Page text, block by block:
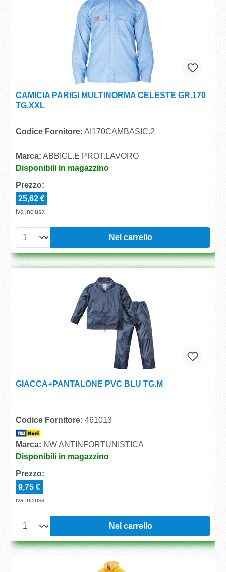
CAMICIA PARIGI MULTINORMA CELESTE GR.170
TG.XXL
Codice Fornitore: AI170CAMBASIC.2
Marca: ABBIGL.E PROT.LAVORO
Disponibili in magazzino
Prezzo:
25,62 €
iva inclusa
Nel carrello
GIACCA+PANTALONE PVC BLU TG.M
Codice Fornitore: 461013
Marca: NW ANTINFORTUNISTICA
Disponibili in magazzino
Prezzo:
9,75 €
iva inclusa
Nel carrello